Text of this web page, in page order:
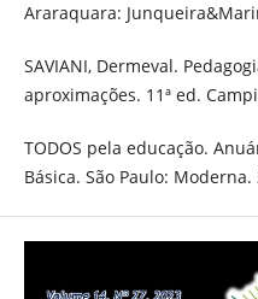
Araraquara:
SAVIANI, Dermeval.
aproximações. 11ª ed.
TODOS pela educação.
Básica. São Paulo: Moderna.